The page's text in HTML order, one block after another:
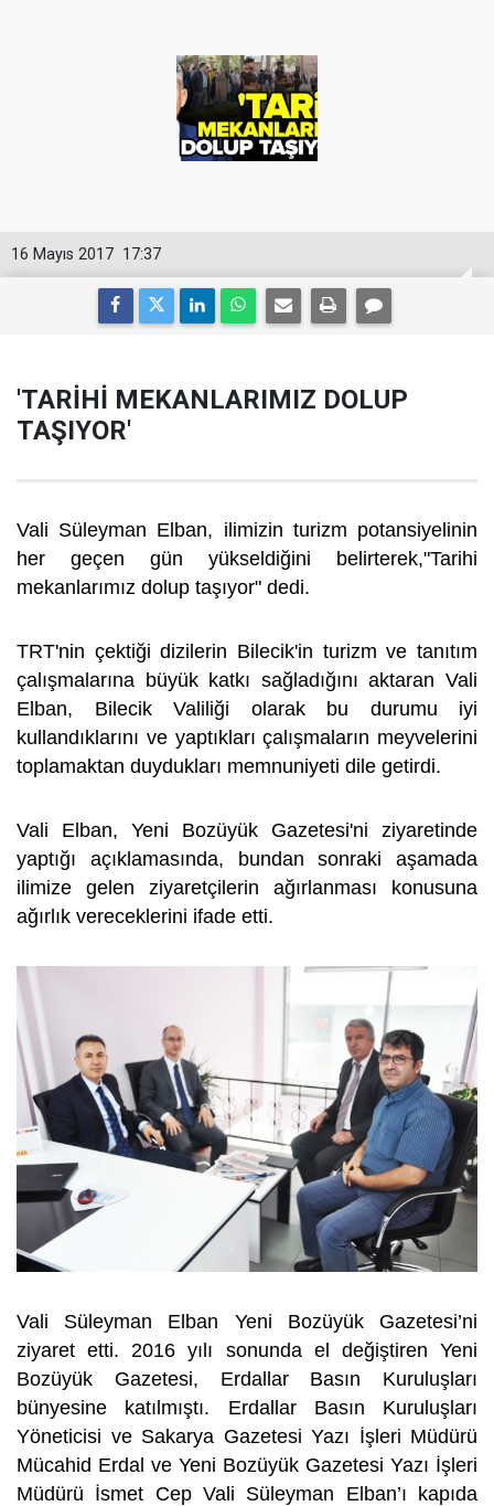
17:37
16 Mayıs 2017
'TARİHİ MEKANLARIMIZ DOLUP
TAŞIYOR'
Vali Süleyman Elban, ilimizin turizm potansiyelinin
her geçen gün yükseldiğini belirterek,"Tarihi
mekanlarımız dolup taşıyor" dedi.
TRT'nin çektiği dizilerin Bilecik'in turizm ve tanıtım
çalışmalarına büyük katkı sağladığını aktaran Vali
Elban, Bilecik Valiliği olarak bu durumu iyi
kullandıklarını ve yaptıkları çalışmaların meyvelerini
toplamaktan duydukları memnuniyeti dile getirdi.
Vali Elban, Yeni Bozüyük Gazetesi'ni ziyaretinde
yaptığı açıklamasında, bundan sonraki aşamada
ilimize gelen ziyaretçilerin ağırlanması konusuna
ağırlık vereceklerini ifade etti.
Vali Süleyman Elban Yeni Bozüyük Gazetesi’ni
ziyaret etti. 2016 yılı sonunda el değiştiren Yeni
Bozüyük Gazetesi, Erdallar Basın Kuruluşları
bünyesine katılmıştı. Erdallar Basın Kuruluşları
Yöneticisi ve Sakarya Gazetesi Yazı İşleri Müdürü
Mücahid Erdal ve Yeni Bozüyük Gazetesi Yazı İşleri
Müdürü İsmet Cep Vali Süleyman Elban’ı kapıda